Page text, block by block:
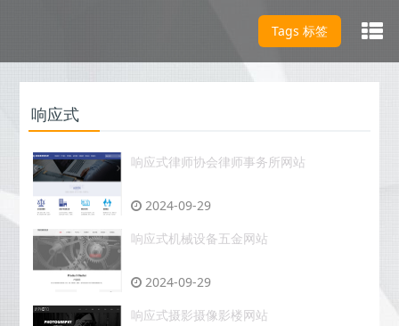
Tags 标签
响应式
响应式律师协会律师事务所网站
2024-09-29
响应式机械设备五金网站
2024-09-29
响应式摄影摄像影楼网站